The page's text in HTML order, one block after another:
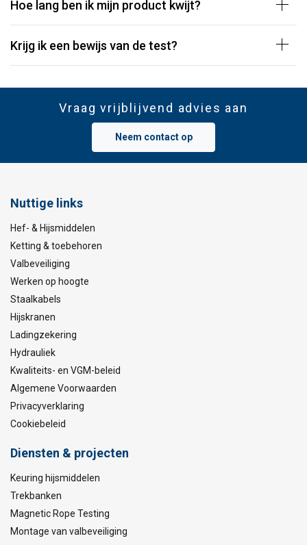
Hoe lang ben ik mijn product kwijt?
Krijg ik een bewijs van de test?
Vraag vrijblijvend advies aan
Neem contact op
Nuttige links
Hef- & Hijsmiddelen
Ketting & toebehoren
Valbeveiliging
Werken op hoogte
Staalkabels
Hijskranen
Ladingzekering
Hydrauliek
Kwaliteits- en VGM-beleid
Algemene Voorwaarden
Privacyverklaring
Cookiebeleid
Diensten & projecten
Keuring hijsmiddelen
Trekbanken
Magnetic Rope Testing
Montage van valbeveiliging